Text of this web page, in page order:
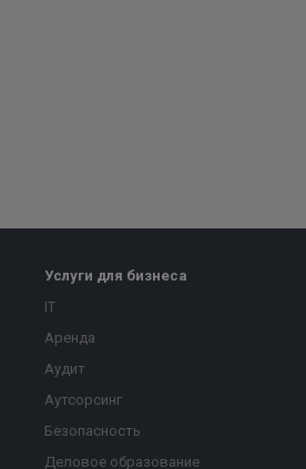
Услуги для бизнеса
IT
Аренда
Аудит
Аутсорсинг
Безопасность
Деловое образование